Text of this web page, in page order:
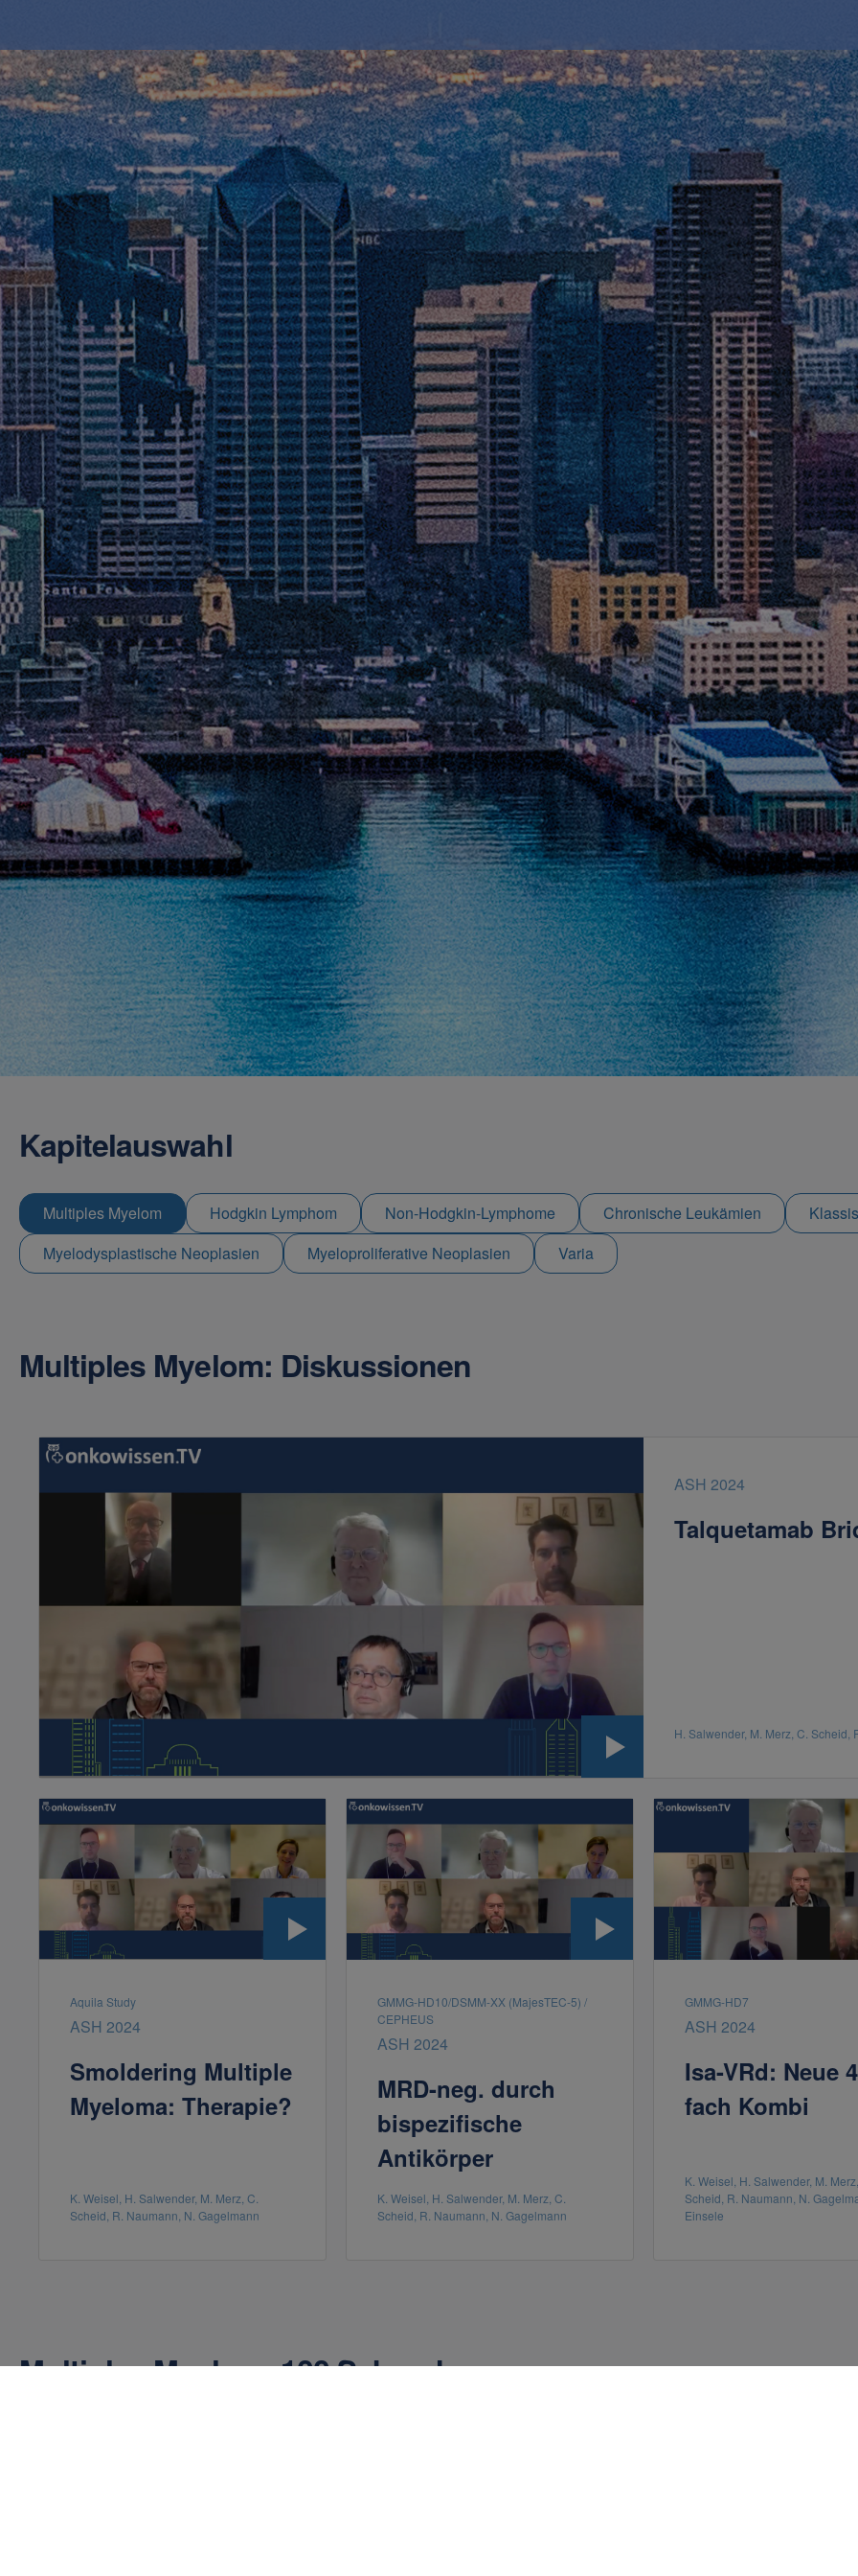
Kapitelauswahl
Multiples Myelom Hodgkin Lymphom Non-Hodgkin-Lymphome Chronische Leukämien
Myelodysplastische Neoplasien
Myeloproliferative Neoplasien Varia
Multiples Myelom: Diskussionen
ASH 2024
Talquetamab
H. Salwender, M. Merz, C.
Aquila Study
ASH 2024
Smoldering Multiple
Myeloma: Therapie?
K. Weisel, H. Salwender, M. Merz, C.
Scheid, R. Naumann, N. Gagelmann
GMMG-HD10/DSMM-XX (MajesTEC-5) /
CEPHEUS
ASH 2024
MRD-neg. durch
bispezifische
Antikörper
K. Weisel, H. Salwender, M. Merz, C.
Scheid, R. Naumann, N. Gagelmann
GMMG-HD7
ASH 2024
Isa-VRd: Neue
fach Kombi
K. Weisel, H. Salwender, M. Merz,
Scheid, R. Naumann, N.
Einsele
Multiples Myelom: 100 Sekunden